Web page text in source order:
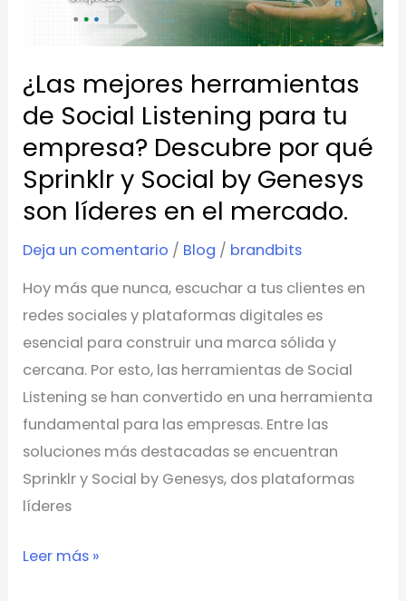
¿Las mejores herramientas
de Social Listening para tu
empresa? Descubre por qué
Sprinklr y Social by Genesys
son líderes en el mercado.
Deja un comentario / Blog / brandbits
Hoy más que nunca, escuchar a tus clientes en
redes sociales y plataformas digitales es
esencial para construir una marca sólida y
cercana. Por esto, las herramientas de Social
Listening se han convertido en una herramienta
fundamental para las empresas. Entre las
soluciones más destacadas se encuentran
Sprinklr y Social by Genesys, dos plataformas
líderes
Listening
tu
empresa?
por
qué
Sprinklr
y
by
Genesys
son
líderes
en
el
mercado.
Leer más »